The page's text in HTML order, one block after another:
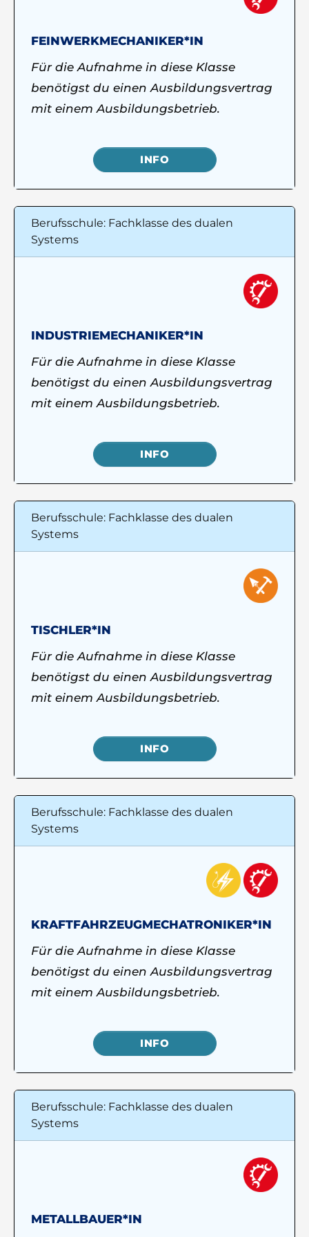
FEINWERKMECHANIKER*IN
Für die Aufnahme in diese Klasse
benötigst du einen Ausbildungsvertrag
mit einem Ausbildungsbetrieb.
INFO
Berufsschule: Fachklasse des dualen
Systems
INDUSTRIEMECHANIKER*IN
Für die Aufnahme in diese Klasse
benötigst du einen Ausbildungsvertrag
mit einem Ausbildungsbetrieb.
INFO
Berufsschule: Fachklasse des dualen
Systems
TISCHLER*IN
Für die Aufnahme in diese Klasse
benötigst du einen Ausbildungsvertrag
mit einem Ausbildungsbetrieb.
INFO
Berufsschule: Fachklasse des dualen
Systems
KRAFTFAHRZEUGMECHATRONIKER*IN
Für die Aufnahme in diese Klasse
benötigst du einen Ausbildungsvertrag
mit einem Ausbildungsbetrieb.
INFO
Berufsschule: Fachklasse des dualen
Systems
METALLBAUER*IN